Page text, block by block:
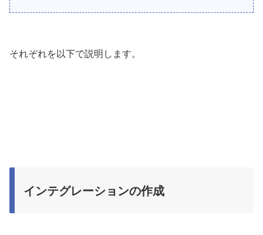
それぞれを以下で説明します。
インテグレーションの作成